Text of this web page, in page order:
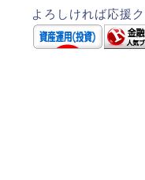
よろしければ応援